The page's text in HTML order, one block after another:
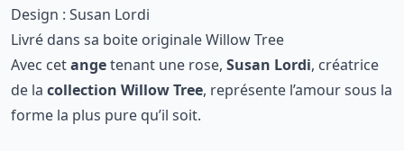
Design : Susan Lordi
Livré dans sa boite originale Willow Tree
Avec cetangetenant une rose, Susan Lordi, créatrice
de la collection Willow Tree, représente l’amour sous la
forme la plus pure qu’il soit.